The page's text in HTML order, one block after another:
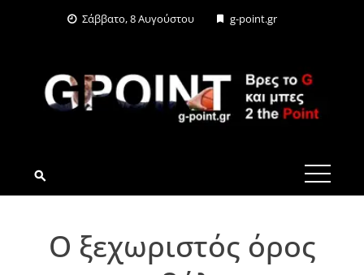
Σάββατο, 8 Αυγούστου g-point.gr
G-POINT.GR
Ο ξεχωριστός όρος